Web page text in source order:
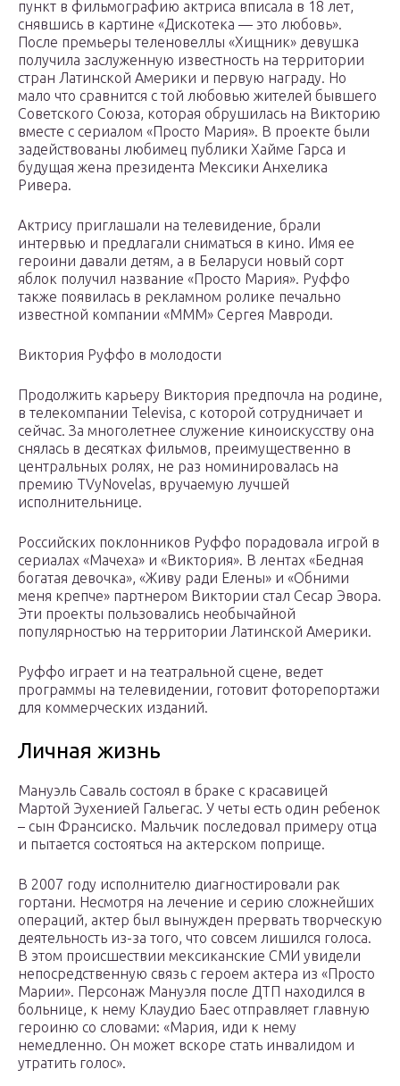
пункт в фильмографию актриса вписала в 18 лет,
снявшись в картине «Дискотека — это любовь».
После премьеры теленовеллы «Хищник» девушка
получила заслуженную известность на территории
стран Латинской Америки и первую награду. Но
мало что сравнится с той любовью жителей бывшего
Советского Союза, которая обрушилась на Викторию
вместе с сериалом «Просто Мария». В проекте были
задействованы любимец публики Хайме Гарса и
будущая жена президента Мексики Анхелика
Ривера.
Актрису приглашали на телевидение, брали
интервью и предлагали сниматься в кино. Имя ee
героини давали детям, а в Беларуси новый сорт
яблок получил название «Просто Мария». Руффо
также появилась в рекламном ролике печально
известной компании «МММ» Сергея Мавроди.
Виктория Руффо в молодости
Продолжить карьеру Виктория предпочла на родине,
в телекомпании Televisa, с которой сотрудничает и
сейчас. За многолетнее служение киноискусству oна
снялась в десятках фильмов, преимущественно в
центральных ролях, не раз номинировалась на
премию TVyNovelas, вручаемую лучшей
исполнительнице.
Российских поклонников Руффо порадовала игрой в
сериалах «Мачеха» и «Виктория». В лентах «Бедная
богатая девочка», «Живу ради Елены» и «Обними
меня крепче» партнером Виктории стал Сесар Эвора.
Эти проекты пользовались необычайной
популярностью на территории Латинской Америки.
Руффо играет и на театральной сцене, ведет
программы на телевидении, готовит фоторепортажи
для коммерческих изданий.
Личная жизнь
Мануэль Саваль состоял в браке с красавицей
Мартой Эухенией Гальегас. У четы есть один ребенок
– сын Франсиско. Мальчик последовал примеру отца
и пытается состояться на актерском поприще.
В 2007 году исполнителю диагностировали рак
гортани. Несмотря на лечение и серию сложнейших
операций, актер был вынужден прервать творческую
деятельность из-за того, что совсем лишился голоса.
В этом происшествии мексиканские СМИ увидели
непосредственную связь с героем актера из «Просто
Марии». Персонаж Мануэля после ДТП находился в
больнице, к нему Клаудио Баес отправляет главную
героиню со словами: «Мария, иди к нему
немедленно. Он может вскоре стать инвалидом и
утратить голос».